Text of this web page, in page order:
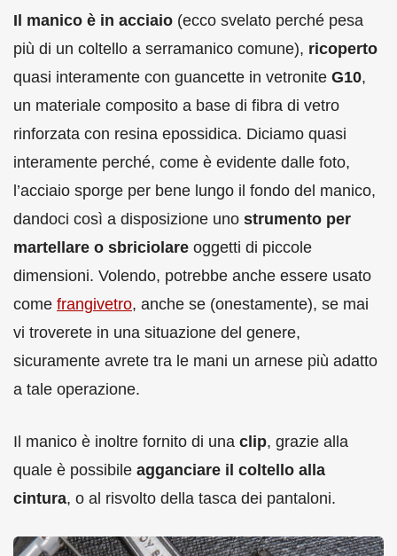
Il manico è in acciaio (ecco svelato perché pesa
più di un coltello a serramanico comune), ricoperto
quasi interamente con guancette in vetronite G10,
un materiale composito a base di fibra di vetro
rinforzata con resina epossidica. Diciamo quasi
interamente perché, come è evidente dalle foto,
l’acciaio sporge per bene lungo il fondo del manico,
dandoci così a disposizione uno strumento per
martellare o sbriciolare oggetti di piccole
dimensioni. Volendo, potrebbe anche essere usato
come frangivetro, anche se (onestamente), se mai
vi troverete in una situazione del genere,
sicuramente avrete tra le mani un arnese più adatto
a tale operazione.
Il manico è inoltre fornito di una clip, grazie alla
quale è possibile agganciare il coltello alla
cintura, o al risvolto della tasca dei pantaloni.